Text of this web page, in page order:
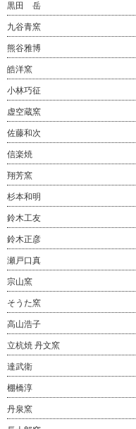
黒田 岳
九谷青窯
熊谷雅博
皓洋窯
小林巧征
虚空蔵窯
佐藤和次
信楽焼
翔芳窯
杉本和明
鈴木工友
鈴木正彦
瀬戸口真
宗山窯
そうた窯
高山浩子
立杭焼 丹文窯
達武衛
棚橋淳
丹泉窯